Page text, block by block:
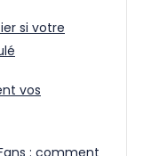
si votre
vos
: comment